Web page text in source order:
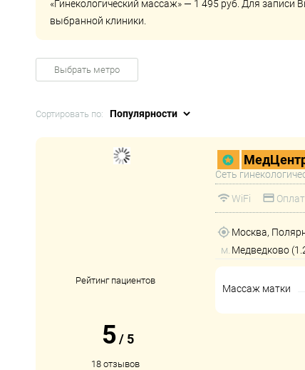
«Гинекологический массаж» — 1 495 руб. Для
выбранной клиники.
Выбрать метро
Сортировать по:
Рейтинг пациентов
5 / 5
18 отзывов
Сеть
WiFi
Москва,
м. Медведково
Массаж матки